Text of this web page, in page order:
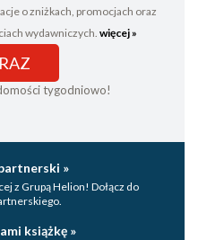
o zniżkach, promocjach oraz
wydawniczych. więcej »
tygodniowo!
»
z Grupą Helion! Dołącz do
książkę »